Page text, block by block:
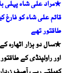
قائم علی شاہ کو فارغ
طاقتور تھے
٭سال دو ہزار اٹھارہ
اور راولپنڈی کے